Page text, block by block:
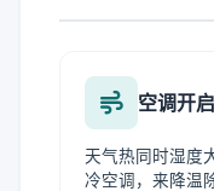
空调开启
天气热同时湿度
冷空调，来降温